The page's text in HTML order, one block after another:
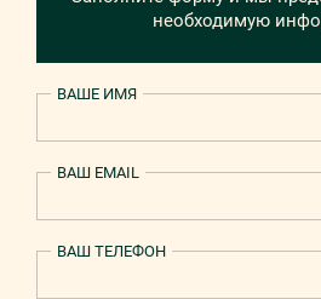
необходимую
ВАШЕ ИМЯ
ВАШ EMAIL
ВАШ ТЕЛЕФОН